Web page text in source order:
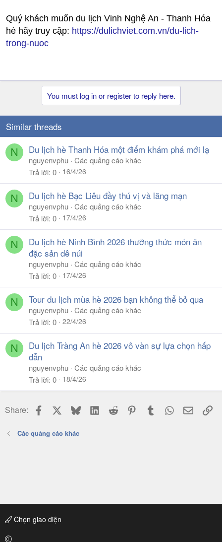
Quý khách muốn du lịch Vinh Nghệ An - Thanh Hóa
hè hãy truy cập: https://dulichviet.com.vn/du-lich-
trong-nuoc
You must log in or register to reply here.
Similar threads
N Du lịch hè Thanh Hóa một điểm khám phá mới lạ
nguyenvphu Các quảng cáo khác
Trả lời 0 16/4/26
N Du lịch hè Bạc Liêu đầy thú vị và lãng mạn
nguyenvphu Các quảng cáo khác
Trả lời 0 17/4/26
N
Du lịch hè Ninh Bình 2026 thưởng thức món ăn
đặc sản dê núi
nguyenvphu Các quảng cáo khác
Trả lời 0 17/4/26
N Tour du lịch mùa hè 2026 bạn không thể bỏ qua
nguyenvphu Các quảng cáo khác
Trả lời 0 22/4/26
N
Du lịch Tràng An hè 2026 vô vàn sự lựa chọn hấp
dẫn
nguyenvphu Các quảng cáo khác
Trả lời 0 18/4/26
Share: Facebook BlueskyLinkedIn
Reddit PinterestTumblr WhatsApp
Email
Các quảng cáo khác
Chọn giao diện